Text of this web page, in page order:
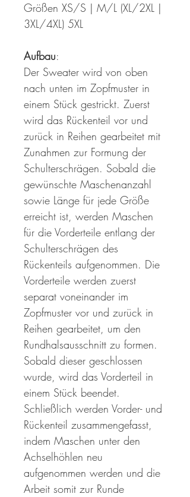
Größen XS/S | M/L (XL/2XL |
3XL/4XL) 5XL
Aufbau:
Der Sweater wird von oben
nach unten im Zopfmuster in
einem Stück gestrickt. Zuerst
wird das Rückenteil vor und
zurück in Reihen gearbeitet mit
Zunahmen zur Formung der
Schulterschrägen. Sobald die
gewünschte Maschenanzahl
sowie Länge für jede Größe
erreicht ist, werden Maschen
für die Vorderteile entlang der
Schulterschrägen des
Rückenteils aufgenommen. Die
Vorderteile werden zuerst
separat voneinander im
Zopfmuster vor und zurück in
Reihen gearbeitet, um den
Rundhalsausschnitt zu formen.
Sobald dieser geschlossen
wurde, wird das Vorderteil in
einem Stück beendet.
Schließlich werden Vorder- und
Rückenteil zusammengefasst,
indem Maschen unter den
Achselhöhlen neu
aufgenommen werden und die
Arbeit somit zur Runde